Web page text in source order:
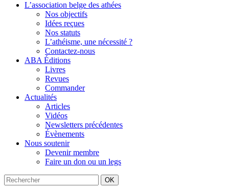
L’association belge des athées
Nos objectifs
Idées reçues
Nos statuts
L’athéisme, une nécessité ?
Contactez-nous
ABA Éditions
Livres
Revues
Commander
Actualités
Articles
Vidéos
Newsletters précédentes
Évènements
Nous soutenir
Devenir membre
Faire un don ou un legs
OK